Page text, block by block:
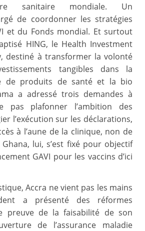
sanitaire mondiale. Un
de coordonner les stratégies
et du Fonds mondial. Et surtout
HING, le Health Investment
destiné à transformer la volonté
tangibles dans la
de produits de santé et la bio
a adressé trois demandes à
pas plafonner l’ambition des
l’exécution sur les déclarations,
à l’aune de la clinique, non de
lui, s’est fixé pour objectif
GAVI pour les vaccins d’ici
Accra ne vient pas les mains
a présenté des réformes
preuve de la faisabilité de son
de l’assurance maladie